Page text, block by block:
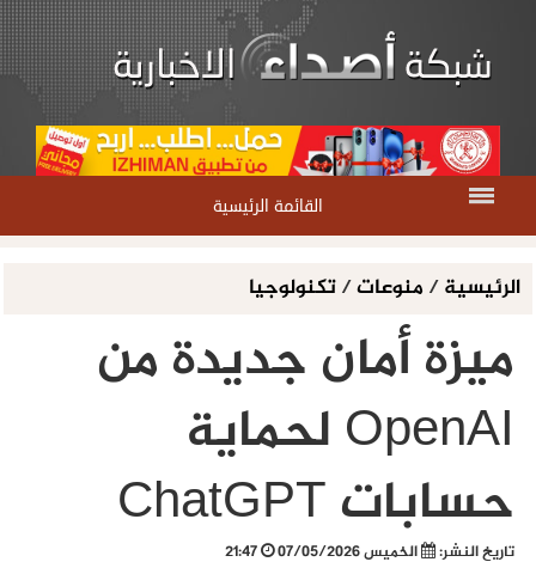
القائمة الرئيسية
الرئيسية/ منوعات/تكنولوجيا
ميزة أمان جديدة من
OpenAI لحماية
حسابات ChatGPT
تاريخ النشر: الخميس 07/05/2026